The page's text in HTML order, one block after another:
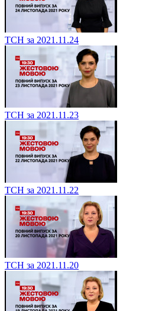
ТСН за 2021.11.24
ТСН за 2021.11.23
ТСН за 2021.11.22
ТСН за 2021.11.20